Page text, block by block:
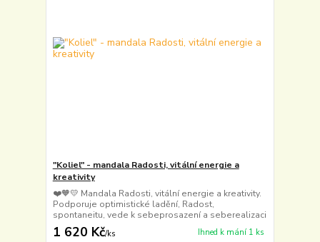
"Koliel" - mandala Radosti, vitální energie a
kreativity
❤️🧡💛 Mandala Radosti, vitální energie a kreativity.
Podporuje optimistické ladění, Radost,
spontaneitu, vede k sebeprosazení a seberealizaci
1 620 Kč/ks Ihned k mání 1 ks